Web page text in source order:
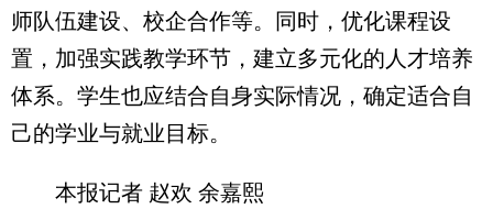
师队伍建设、校企合作等。同时，优化课程设
置，加强实践教学环节，建立多元化的人才培养
体系。学生也应结合自身实际情况，确定适合自
己的学业与就业目标。
本报记者 赵欢 余嘉熙